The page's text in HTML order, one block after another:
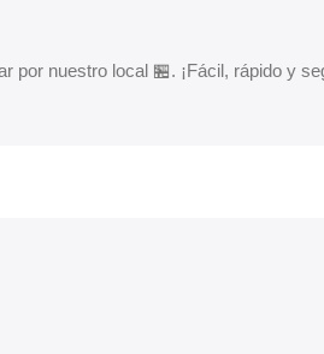
por nuestro local 🏪. ¡Fácil, rápido y